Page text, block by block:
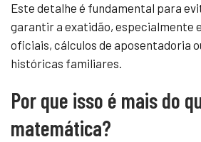
Este detalhe é fundamental para
garantir a exatidão, especialmente
oficiais, cálculos de aposentadoria
históricas familiares.
Por que isso é mais do
matemática?